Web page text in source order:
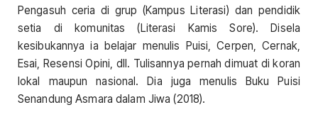
Pengasuh ceria di grup (Kampus Literasi) dan pendidik
setia di komunitas (Literasi Kamis Sore). Disela
kesibukannya ia belajar menulis Puisi, Cerpen, Cernak,
Esai, Resensi Opini, dll. Tulisannya pernah dimuat di koran
lokal maupun nasional. Dia juga menulis Buku Puisi
Senandung Asmara dalam Jiwa (2018).